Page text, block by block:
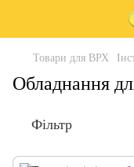
Товари для ВРХ
Обладнання
Фільтр